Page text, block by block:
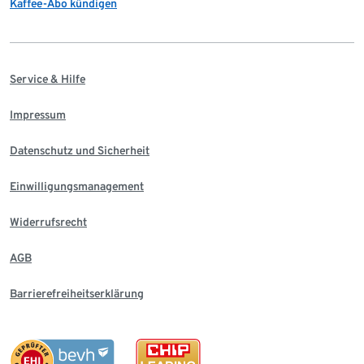
Kaffee-Abo kündigen
Service & Hilfe
Impressum
Datenschutz und Sicherheit
Einwilligungsmanagement
Widerrufsrecht
AGB
Barrierefreiheitserklärung